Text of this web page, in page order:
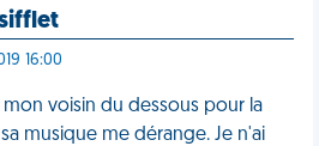
16:00
voisin du dessous pour la
musique me dérange. Je n'ai